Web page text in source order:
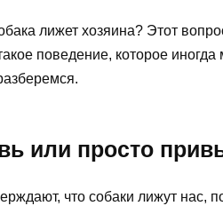
лижет хозяина? Этот
поведение, которое
или просто
что собаки лижут нас,